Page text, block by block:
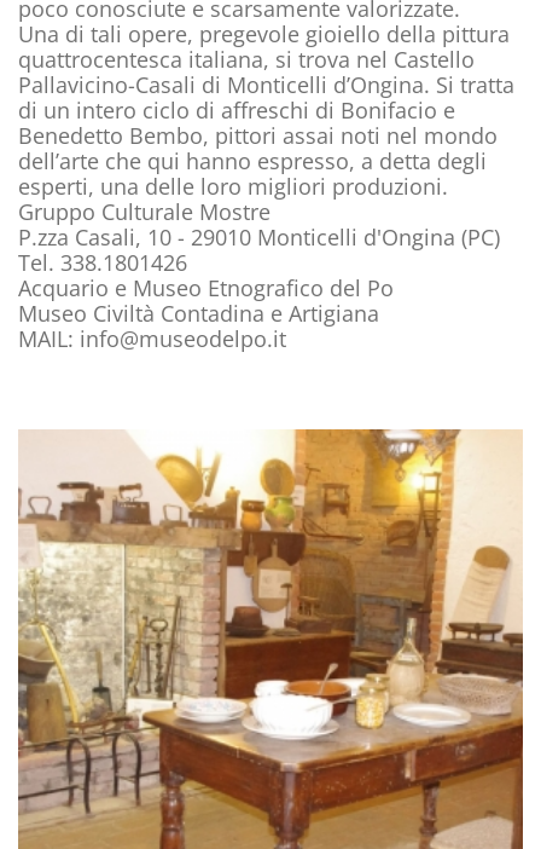
poco conosciute e scarsamente valorizzate.
Una di tali opere, pregevole gioiello della pittura
quattrocentesca italiana, si trova nel Castello
Pallavicino-Casali di Monticelli d’Ongina. Si tratta
di un intero ciclo di affreschi di Bonifacio e
Benedetto Bembo, pittori assai noti nel mondo
dell’arte che qui hanno espresso, a detta degli
esperti, una delle loro migliori produzioni.
Gruppo Culturale Mostre
P.zza Casali, 10 - 29010 Monticelli d'Ongina (PC)
Tel. 338.1801426
Acquario e Museo Etnografico del Po
Museo Civiltà Contadina e Artigiana
MAIL: info@museodelpo.it